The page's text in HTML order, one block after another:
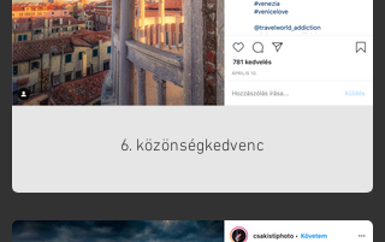
6. közönségkedvenc